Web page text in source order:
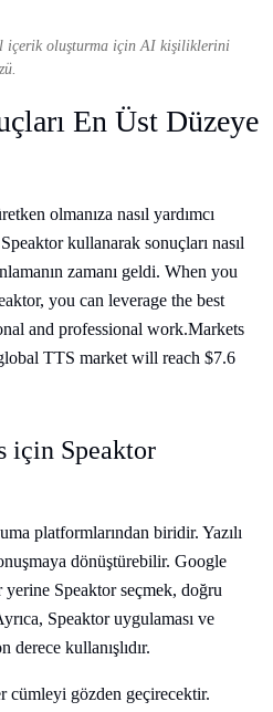
içerik oluşturma için AI kişiliklerini
En Üst Düzeye
olmanıza nasıl yardımcı
kullanarak sonuçları nasıl
zamanı geldi. When you
you can leverage the best
and professional work.Markets
TTS market will reach $7.6
için Speaktor
platformlarından biridir. Yazılı
dönüştürebilir. Google
Speaktor seçmek, doğru
Speaktor uygulaması ve
derece kullanışlıdır.
cümleyi gözden geçirecektir.